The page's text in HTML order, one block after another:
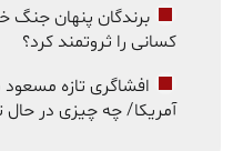
کسانی را ثروتمند کرد؟
افشاگری تازه
آمریکا/ چه چیزی در